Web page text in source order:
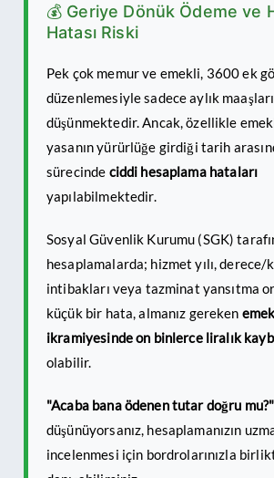
💰 Geriye Dönük Ödeme ve
Hatası Riski
Pek çok memur ve emekli, 3600 ek
düzenlemesiyle sadece aylık
düşünmektedir. Ancak, özellikle
yasanın yürürlüğe girdiği tarih
sürecinde ciddi hesaplama hataları
yapılabilmektedir.
Sosyal Güvenlik Kurumu (SGK)
hesaplamalarda; hizmet yılı, derece/
intibakları veya tazminat yansıtma
küçük bir hata, almanız gereken
ikramiyesinde on binlerce liralık
olabilir.
"Acaba bana ödenen tutar doğru mu?"
düşünüyorsanız, hesaplamanızın
incelenmesi için bordrolarınızla